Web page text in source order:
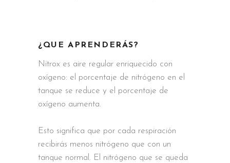
¿QUE APRENDERÁS?
Nitrox es aire regular enriquecido con
oxígeno: el porcentaje de nitrógeno en el
tanque se reduce y el porcentaje de
oxígeno aumenta.
Esto significa que por cada respiración
recibirás menos nitrógeno que con un
tanque normal. El nitrógeno que se queda